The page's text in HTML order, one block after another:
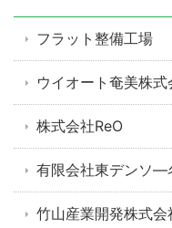
フラット整備工場
ウイオート奄美株式
株式会社ReO
有限会社東デンソ―
竹山産業開発株式